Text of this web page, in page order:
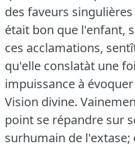
des faveurs
était bon que l'enfant,
ces acclamations,
qu'elle conslatàt une
impuissance à
Vision divine.
point se répandre sur
surhumain de l'extase;